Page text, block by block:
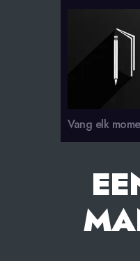
Vang elk